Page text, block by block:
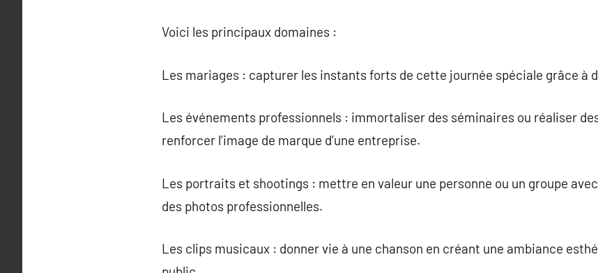
Voici les principaux domaines :
Les mariages : capturer les instants forts de cette journée spéciale grâce à
Les événements professionnels : immortaliser des séminaires ou réaliser
renforcer l’image de marque d’une entreprise.
Les portraits et shootings : mettre en valeur une personne ou un groupe
des photos professionnelles.
Les clips musicaux : donner vie à une chanson en créant une ambiance